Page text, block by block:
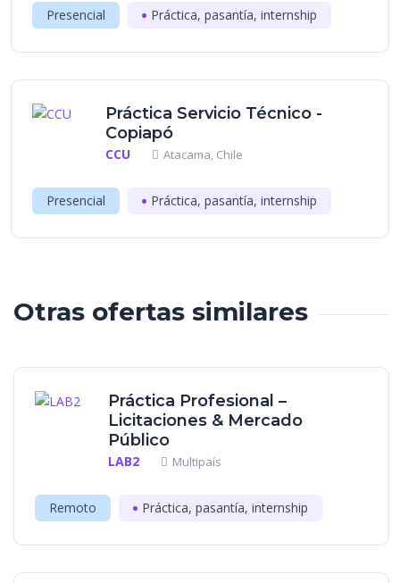
Presencial Práctica, pasantía, internship
Práctica Servicio Técnico -
Copiapó
CCU Atacama, Chile
Presencial Práctica, pasantía, internship
Otras ofertas similares
Práctica Profesional –
Licitaciones & Mercado
Público
LAB2 Multipaís
Remoto Práctica, pasantía, internship